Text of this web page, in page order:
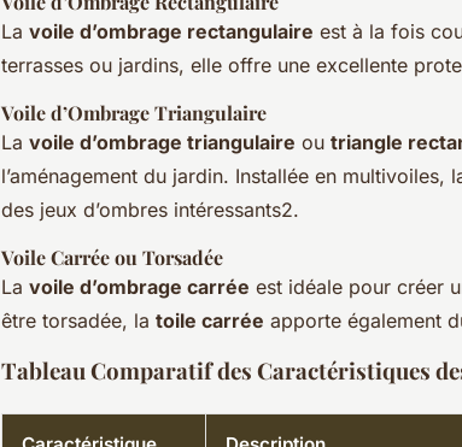
La voile d’ombrage rectangulaire est à la fois
terrasses ou jardins, elle offre une excellente
Voile d’Ombrage Triangulaire
La voile d’ombrage triangulaire ou triangle
l’aménagement du jardin. Installée en
des jeux d’ombres intéressants2.
Voile Carrée ou Torsadée
La voile d’ombrage carrée est idéale pour créer
être torsadée, la toile carrée apporte également
Tableau Comparatif des Caractéristiques